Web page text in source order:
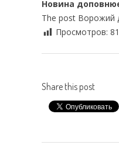
Новина
The post Ворожий
Просмотров: 81
Share this post